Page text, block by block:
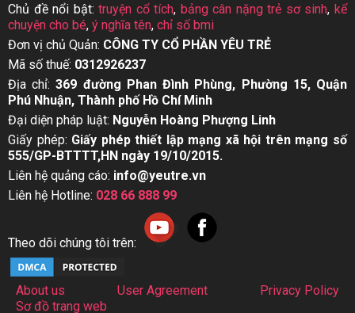
Chủ đề nổi bật:truyện cổ tích, bảng cân nặng trẻ sơ sinh,kể
chuyện cho bé, ý nghĩa tên, chỉ số bmi
Đơn vị chủ Quản: CÔNG TY CỔ PHẦN YÊU TRẺ
Mã số thuế: 0312926237
Địa chỉ:369 đường Phan Đình Phùng, Phường 15, Quận
Phú Nhuận, Thành phố Hồ Chí Minh
Đại diện pháp luật: Nguyễn Hoàng Phượng Linh
Giấy phép: Giấy phép thiết lập mạng xã hội trên mạng số
555/GP-BTTTT,HN ngày 19/10/2015.
Liên hệ quảng cáo: info@yeutre.vn
Liên hệ Hotline: 028 66 888 99
Theo dõi chúng tôi trên:
About us User Agreement
Privacy Policy
Sơ đồ trang web